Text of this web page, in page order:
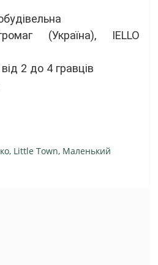
(Україна), IELLO
від 2 до 4 гравців
, Little Town, Маленький